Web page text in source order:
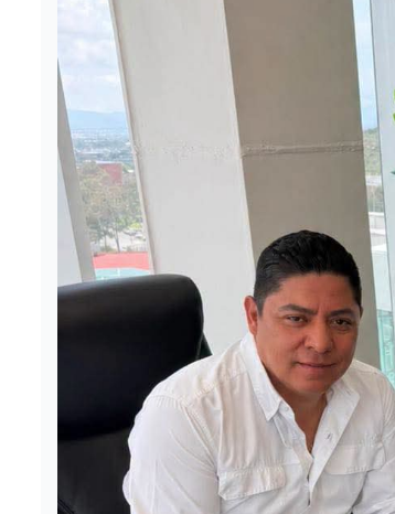
Ricardo Gallardo y
Claudia Sheinbaum
consolidan proyecto
de atención médica